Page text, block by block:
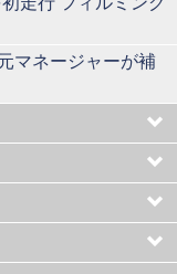
マネージャーが補